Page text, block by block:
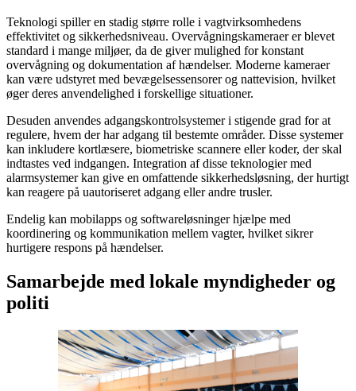
Teknologi spiller en stadig større rolle i vagtvirksomhedens
effektivitet og sikkerhedsniveau. Overvågningskameraer er blevet
standard i mange miljøer, da de giver mulighed for konstant
overvågning og dokumentation af hændelser. Moderne kameraer
kan være udstyret med bevægelsessensorer og nattevision, hvilket
øger deres anvendelighed i forskellige situationer.
Desuden anvendes adgangskontrolsystemer i stigende grad for at
regulere, hvem der har adgang til bestemte områder. Disse systemer
kan inkludere kortlæsere, biometriske scannere eller koder, der skal
indtastes ved indgangen. Integration af disse teknologier med
alarmsystemer kan give en omfattende sikkerhedsløsning, der hurtigt
kan reagere på uautoriseret adgang eller andre trusler.
Endelig kan mobilapps og softwareløsninger hjælpe med
koordinering og kommunikation mellem vagter, hvilket sikrer
hurtigere respons på hændelser.
Samarbejde med lokale myndigheder og
politi